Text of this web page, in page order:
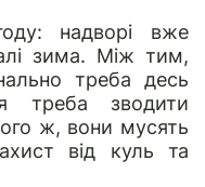
надворі вже
зима. Між тим,
треба десь
треба зводити
ж, вони мусять
від куль та